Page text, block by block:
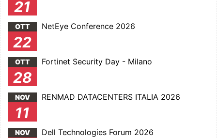
21
OTT
22
NetEye Conference 2026
OTT
28
Fortinet Security Day - Milano
NOV
11
RENMAD DATACENTERS ITALIA 2026
NOV Dell Technologies Forum 2026